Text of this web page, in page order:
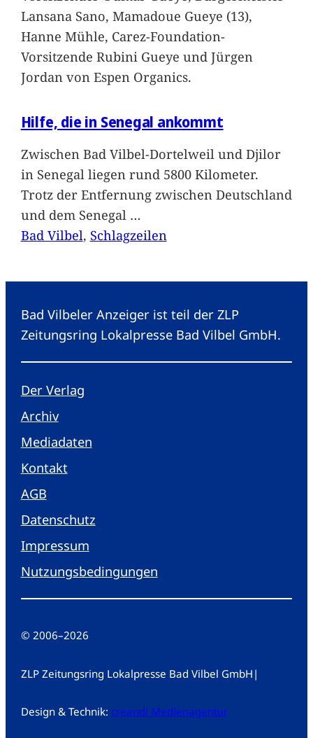
Lansana Sano, Mamadoue Gueye (13),
Hanne Mühle, Carez-Foundation-
Vorsitzende Rubini Gueye und Jürgen
Jordan von Espen Organics.
Hilfe, die in Senegal ankommt
Zwischen Bad Vilbel-Dortelweil und Djilor
in Senegal liegen rund 5800 Kilometer.
Trotz der Entfernung zwischen Deutschland
und dem Senegal …
Bad Vilbel, Schlagzeilen
Bad Vilbeler Anzeiger ist teil der ZLP
Zeitungsring Lokalpresse Bad Vilbel GmbH.
Der Verlag
Archiv
Mediadaten
Kontakt
AGB
Datenschutz
Impressum
Nutzungsbedingungen
© 2006–2026
ZLP Zeitungsring Lokalpresse Bad Vilbel GmbH |
Design & Technik: creandi Medienagentur